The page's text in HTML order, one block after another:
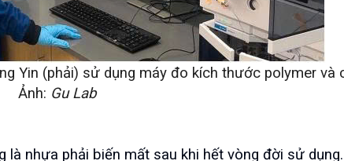
Yin (phải) sử dụng máy đo kích thước polymer và
Ảnh: Gu Lab
nhựa phải biến mất sau khi hết vòng đời sử dụng.